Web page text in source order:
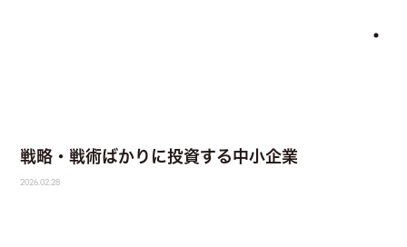
・
戦略・戦術ばかりに投資する中小企業
2026.02.28